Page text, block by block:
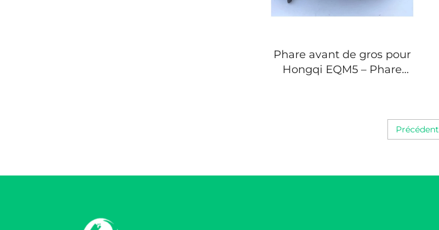
Phare avant de gros pour
Hongqi EQM5 – Phare
références 3711025HA01,
3711080HA01
Précédent